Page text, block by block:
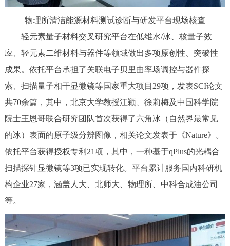
物理所清洁能源材料测试诊断与研发平台现场核查
轻元素量子材料交叉研究平台在低维水/冰、核量子效
应、轻元素二维材料与器件等领域做出多项原创性、突破性
成果。依托平台承担了关联电子贝里曲率场调控与器件探
索、扫描量子相干显微镜等国家重大项目29项，发表SCI论文
共70余篇，其中，北京大学教授江颖、徐莉梅及中国科学院
院士王恩哥联合研究团队首次获得了六角冰（自然界最常见
的冰）表面的原子级分辨图像，相关论文发表于《Nature》。
依托平台获得授权专利21项，其中，一种基于qPlus的光耦合
扫描探针显微镜等3项已实现转化。平台累计服务国内科研机
构企业27家，涵盖人大、北师大、物理所、中科合成油公司
等。